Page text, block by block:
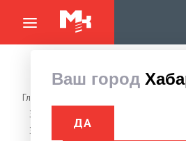
Ваш город
ДА
Главная страница
Захваты, Струбцины монтажные
Захват для бетонных изделий